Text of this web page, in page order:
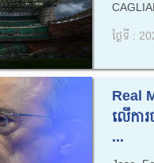
ថ្ងៃទី :
Real
លើការ
...